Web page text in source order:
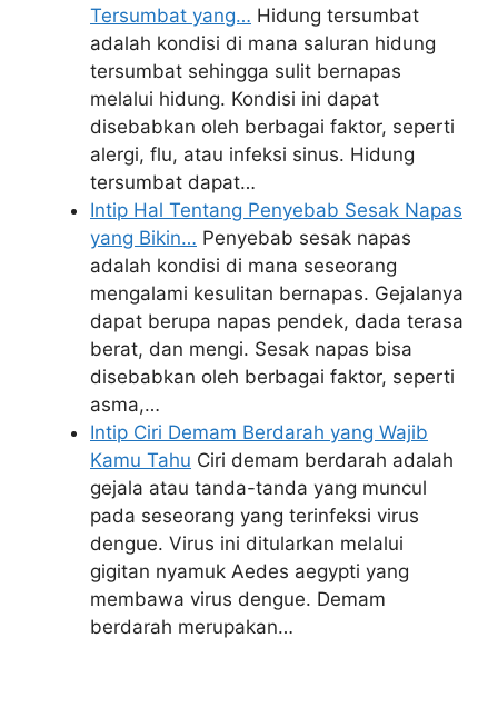
Tersumbat yang… Hidung tersumbat
adalah kondisi di mana saluran hidung
tersumbat sehingga sulit bernapas
melalui hidung. Kondisi ini dapat
disebabkan oleh berbagai faktor, seperti
alergi, flu, atau infeksi sinus. Hidung
tersumbat dapat…
Intip Hal Tentang Penyebab Sesak Napas
yang Bikin… Penyebab sesak napas
adalah kondisi di mana seseorang
mengalami kesulitan bernapas. Gejalanya
dapat berupa napas pendek, dada terasa
berat, dan mengi. Sesak napas bisa
disebabkan oleh berbagai faktor, seperti
asma,…
Intip Ciri Demam Berdarah yang Wajib
Kamu Tahu Ciri demam berdarah adalah
gejala atau tanda-tanda yang muncul
pada seseorang yang terinfeksi virus
dengue. Virus ini ditularkan melalui
gigitan nyamuk Aedes aegypti yang
membawa virus dengue. Demam
berdarah merupakan…